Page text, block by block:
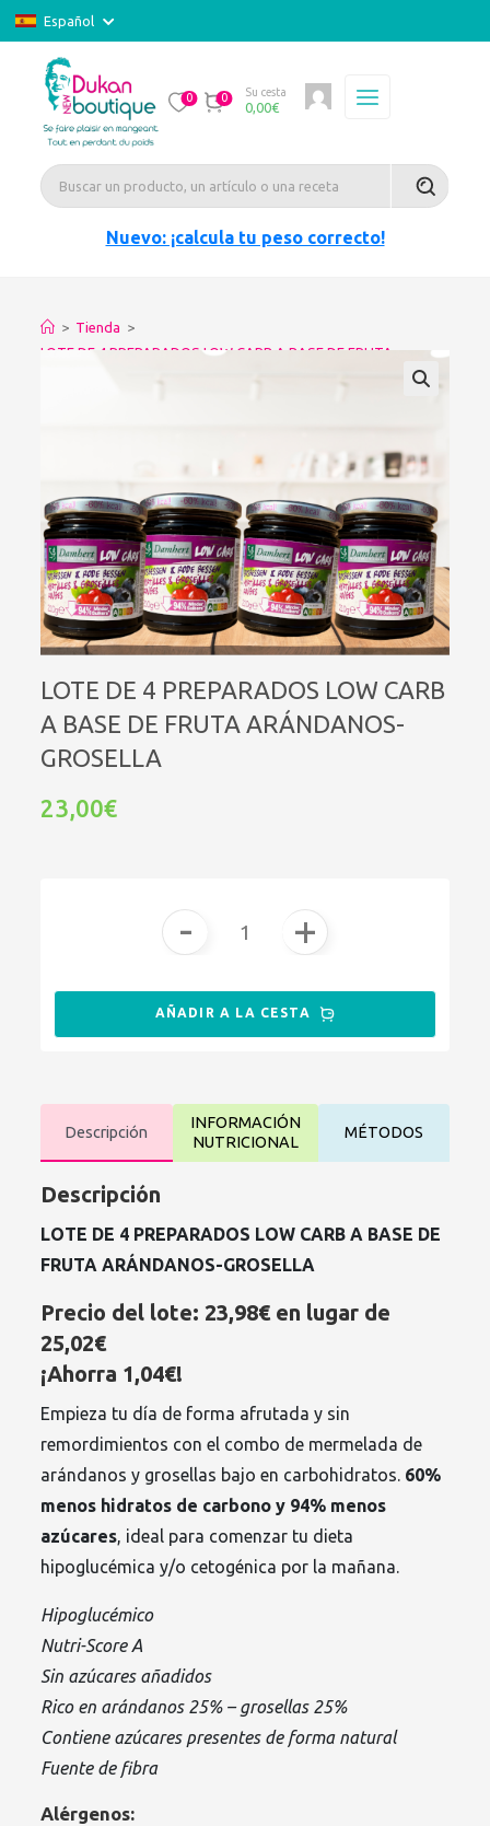
Español
0 0 Su cesta
0,00€
Nuevo: ¡calcula tu peso correcto!
> Tienda >
LOTE DE 4 PREPARADOS LOW CARB A BASE DE FRUTA
LOTE DE 4 PREPARADOS LOW CARB
A BASE DE FRUTA ARÁNDANOS-
GROSELLA
23,00€
Descripción
INFORMACIÓN
NUTRICIONAL
MÉTODOS
Descripción
LOTE DE 4 PREPARADOS LOW CARB A BASE DE
FRUTA ARÁNDANOS-GROSELLA
Precio del lote: 23,98€ en lugar de
25,02€
¡Ahorra 1,04€!
Empieza tu día de forma afrutada y sin
remordimientos con el combo de mermelada de
arándanos y grosellas bajo en carbohidratos. 60%
menos hidratos de carbono y 94% menos
azúcares, ideal para comenzar tu dieta
hipoglucémica y/o cetogénica por la mañana.
Hipoglucémico
Nutri-Score A
Sin azúcares añadidos
Rico en arándanos 25% – grosellas 25%
Contiene azúcares presentes de forma natural
Fuente de fibra
Alérgenos:
- +
AÑADIR A LA CESTA